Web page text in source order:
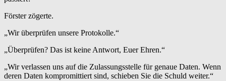
Förster zögerte.
„Wir überprüfen unsere Protokolle.“
„Überprüfen? Das ist keine Antwort, Euer Ehren.“
„Wir verlassen uns auf die Zulassungsstelle für genaue Daten. Wenn
deren Daten kompromittiert sind, schieben Sie die Schuld weiter.“